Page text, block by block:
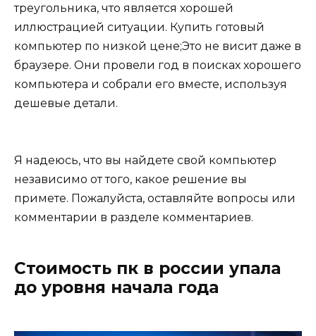
треугольника, что является хорошей
иллюстрацией ситуации. Купить готовый
компьютер по низкой цене;Это не висит даже в
браузере. Они провели год в поисках хорошего
компьютера и собрали его вместе, используя
дешевые детали.
Я надеюсь, что вы найдете свой компьютер
независимо от того, какое решение вы
примете. Пожалуйста, оставляйте вопросы или
комментарии в разделе комментариев.
Стоимость пк в россии упала
до уровня начала года